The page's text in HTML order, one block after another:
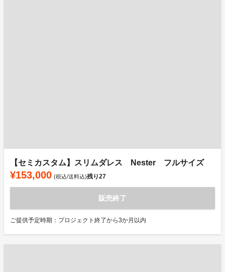
【セミカスタム】スリムダレス Nester フルサイズ
¥153,000 (税込/送料込)残り27
販売終了
ご提供予定時期：プロジェクト終了から3か月以内